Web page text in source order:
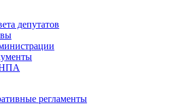
депутатов
регламенты